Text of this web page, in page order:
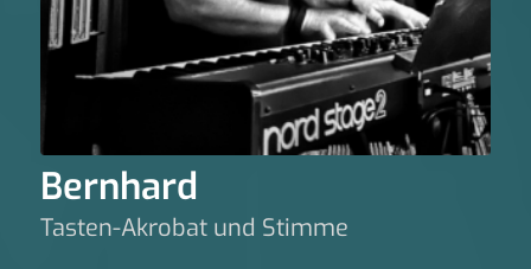
Bernhard
Tasten-Akrobat und Stimme